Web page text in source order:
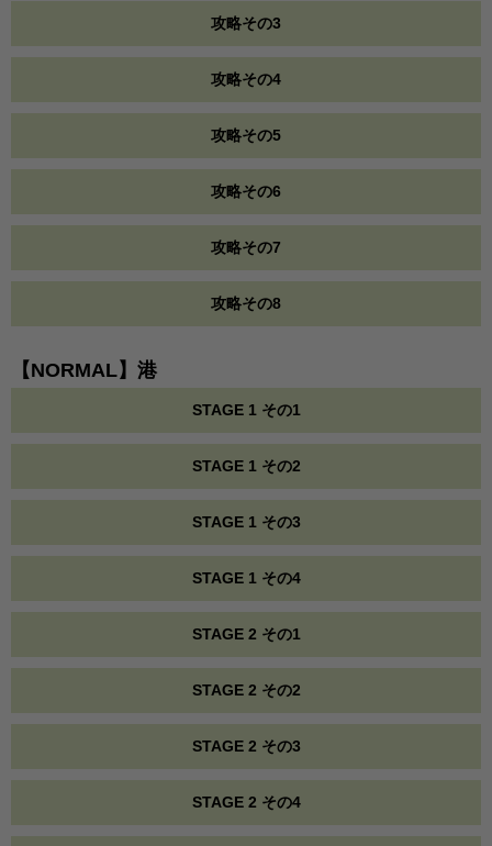
攻略その3
攻略その4
攻略その5
攻略その6
攻略その7
攻略その8
【NORMAL】港
STAGE 1 その1
STAGE 1 その2
STAGE 1 その3
STAGE 1 その4
STAGE 2 その1
STAGE 2 その2
STAGE 2 その3
STAGE 2 その4